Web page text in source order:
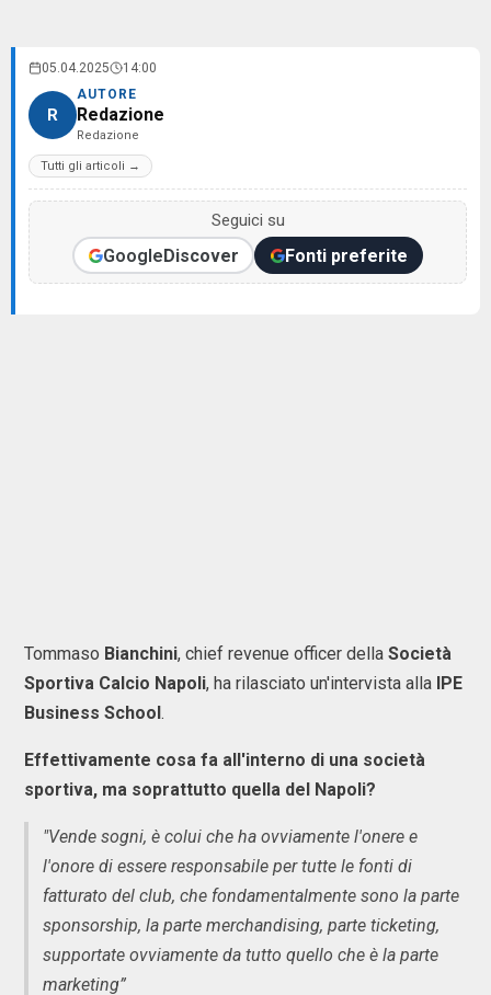
05.04.2025 14:00
R
AUTORE
Redazione
Redazione
Tutti gli articoli →
Seguici su
GoogleDiscover Fonti preferite
Tommaso Bianchini, chief revenue officer della Società
Sportiva Calcio Napoli, ha rilasciato un'intervista alla IPE
Business School.
Effettivamente cosa fa all'interno di una società
sportiva, ma soprattutto quella del Napoli?
"Vende sogni, è colui che ha ovviamente l'onere e
l'onore di essere responsabile per tutte le fonti di
fatturato del club, che fondamentalmente sono la parte
sponsorship, la parte merchandising, parte ticketing,
supportate ovviamente da tutto quello che è la parte
marketing”